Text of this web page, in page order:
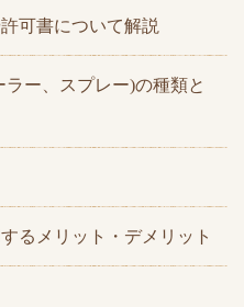
可書について解説
ー、スプレー)の種類と
るメリット・デメリット